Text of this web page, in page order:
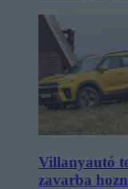
Villanyautó
zavarba